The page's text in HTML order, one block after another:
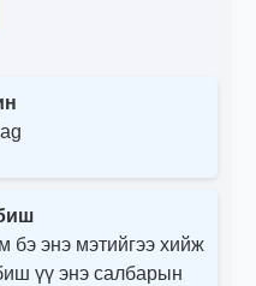
бэ энэ мэтийгээ хийж
үү энэ салбарын